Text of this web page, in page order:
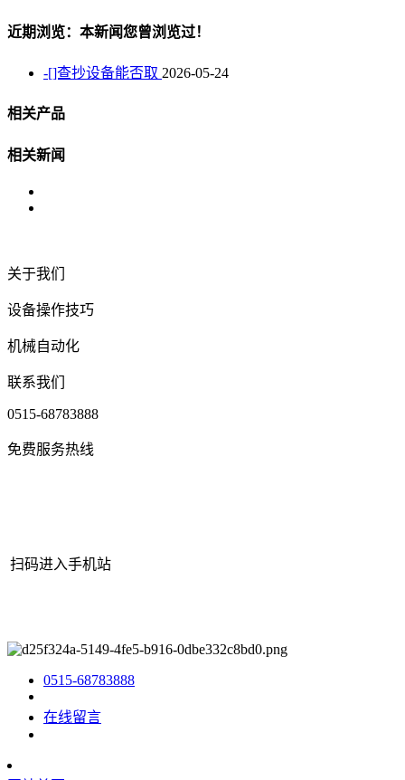
近期浏览：本新闻您曾浏览过！
-[]查抄设备能否取 2026-05-24
相关产品
相关新闻
关于我们
设备操作技巧
机械自动化
联系我们
0515-68783888
免费服务热线
扫码进入手机站
0515-68783888
在线留言